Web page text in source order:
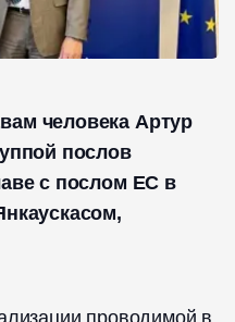
человека Артур
послов
с послом ЕС в
проводимой в